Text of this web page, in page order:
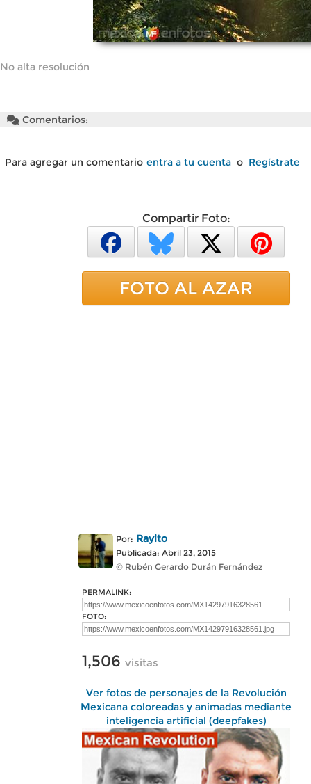
No alta resolución
Comentarios:
Para agregar un comentario entra a tu cuenta o Regístrate
Compartir Foto:
FOTO AL AZAR
Por: Rayito
Publicada: Abril 23, 2015
© Rubén Gerardo Durán Fernández
PERMALINK:
FOTO:
1,506 visitas
Ver fotos de personajes de la Revolución
Mexicana coloreadas y animadas mediante
inteligencia artificial (deepfakes)